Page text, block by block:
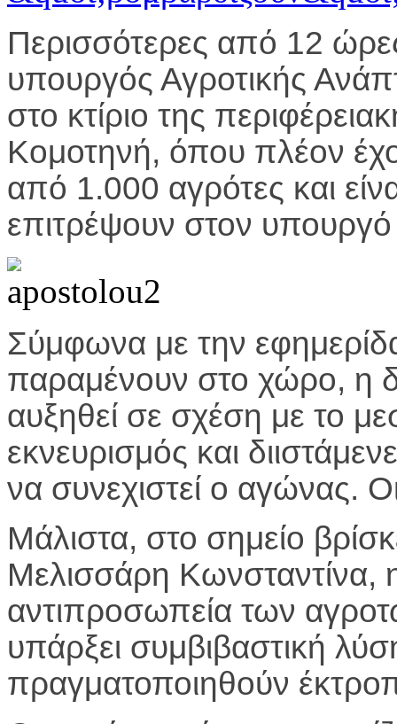
Περισσότερες από 12
υπουργός Αγροτικής
στο κτίριο της
Κομοτηνή, όπου πλέον
από 1.000 αγρότες και
επιτρέψουν στον υπουργό
Σύμφωνα με την
παραμένουν στο χώρο, η
αυξηθεί σε σχέση με το
εκνευρισμός και
να συνεχιστεί ο αγώνας.
Μάλιστα, στο σημείο
Μελισσάρη Κωνσταντίνα,
αντιπροσωπεία των
υπάρξει συμβιβαστική
πραγματοποιηθούν